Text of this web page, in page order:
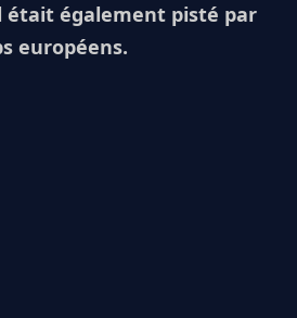
était également pisté par
européens.